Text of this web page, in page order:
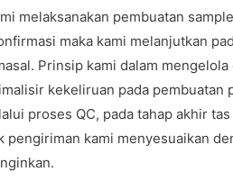
melaksanakan pembuatan
maka kami melanjutkan
Prinsip kami dalam mengelola
kekeliruan pada pembuatan
proses QC, pada tahap akhir
pengiriman kami menyesuaikan